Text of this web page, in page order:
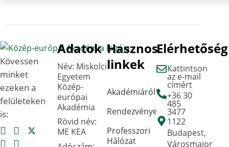
Kövessen
minket
ezeken a
felületeken
is:
Adatok
Név: Miskolci
Egyetem
Közép-
európai
Akadémia
Rövid név:
ME KEA
Hasznos
linkek
Akadémiáról
Rendezvények
Professzori
Hálózat
Elérhetőség
Kattintson
az e-mail
címért
+36 30
485
3477
1122
Budapest,
Városmajor